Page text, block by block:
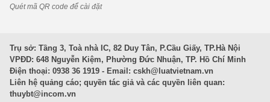
Quét mã QR code để cài đặt
Trụ sở: Tầng 3, Toà nhà IC, 82 Duy Tân, P.Cầu Giấy, TP.Hà Nội
VPĐD: 648 Nguyễn Kiệm, Phường Đức Nhuận, TP. Hồ Chí Minh
Điện thoại: 0938 36 1919 - Email: cskh@luatvietnam.vn
Liên hệ quảng cáo; quyền tác giả và các quyền liên quan:
thuybt@incom.vn